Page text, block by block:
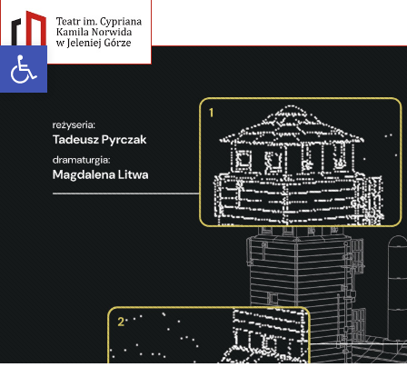
Open toolbar